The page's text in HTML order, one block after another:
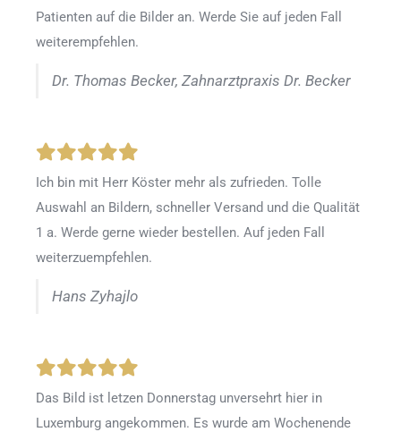
Patienten auf die Bilder an. Werde Sie auf jeden Fall
weiterempfehlen.
Dr. Thomas Becker, Zahnarztpraxis Dr. Becker
Ich bin mit Herr Köster mehr als zufrieden. Tolle
Auswahl an Bildern, schneller Versand und die Qualität
1 a. Werde gerne wieder bestellen. Auf jeden Fall
weiterzuempfehlen.
Hans Zyhajlo
Das Bild ist letzen Donnerstag unversehrt hier in
Luxemburg angekommen. Es wurde am Wochenende